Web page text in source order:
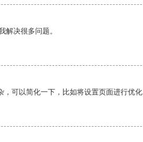
解决很多问题。
，可以简化一下，比如将设置页面进行优